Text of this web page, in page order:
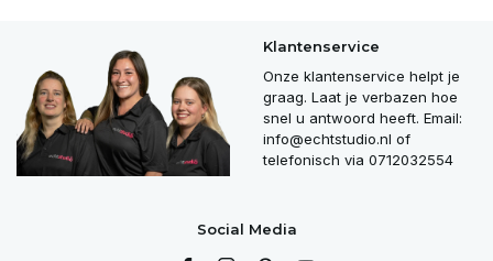
Uitverkocht
Uitverkocht
Uitverkocht
Klantenservice
Onze klantenservice helpt je
graag. Laat je verbazen hoe
snel u antwoord heeft. Email:
info@echtstudio.nl of
telefonisch via 0712032554
Social Media